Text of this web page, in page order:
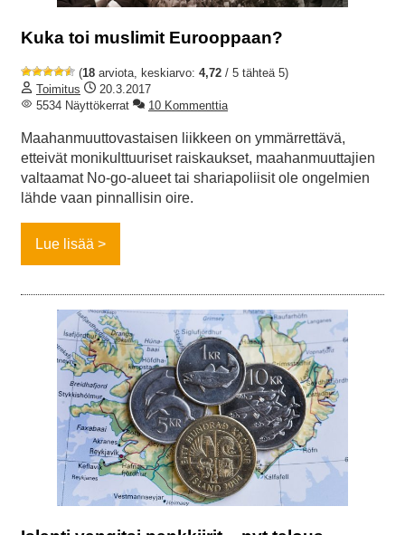
Kuka toi muslimit Eurooppaan?
(18 arviota, keskiarvo: 4,72 / 5 tähteä 5)
Toimitus
20.3.2017
5534 Näyttökerrat
10 Kommenttia
Maahanmuuttovastaisen liikkeen on ymmärrettävä,
etteivät monikulttuuriset raiskaukset, maahanmuuttajien
valtaamat No-go-alueet tai shariapoliisit ole ongelmien
lähde vaan pinnallisin oire.
Lue lisää